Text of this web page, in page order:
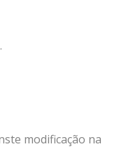
modificação na